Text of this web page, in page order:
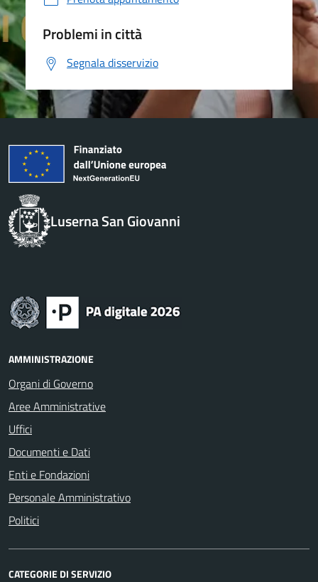
Problemi in città
Segnala disservizio
Luserna San Giovanni
AMMINISTRAZIONE
Organi di Governo
Aree Amministrative
Uffici
Documenti e Dati
Enti e Fondazioni
Personale Amministrativo
Politici
CATEGORIE DI SERVIZIO